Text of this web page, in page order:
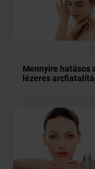
Mennyire hatásos
lézeres